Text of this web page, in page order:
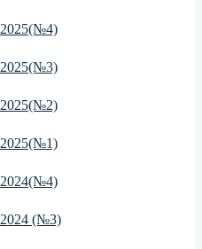
2025(№4)
2025(№3)
2025(№2)
2025(№1)
2024(№4)
2024 (№3)